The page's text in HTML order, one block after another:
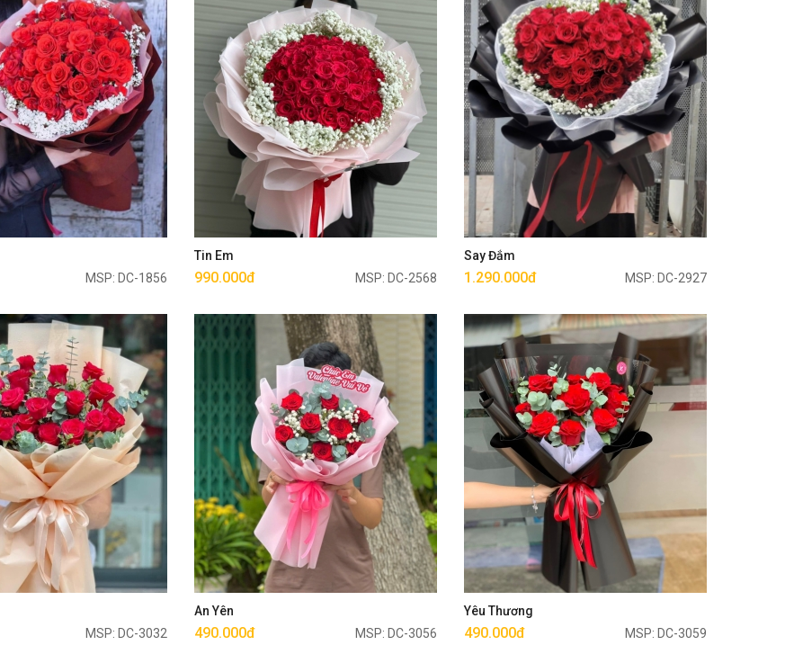
MSP: DC-1856
Mua ngay
Tin Em
990.000đ MSP: DC-2568
Mua ngay
Say Đắm
1.290.000đ MSP: DC-2927
Mua ngay
MSP: DC-3032
Mua ngay
An Yên
490.000đ MSP: DC-3056
Mua ngay
Yêu Thương
490.000đ MSP: DC-3059
Mua ngay